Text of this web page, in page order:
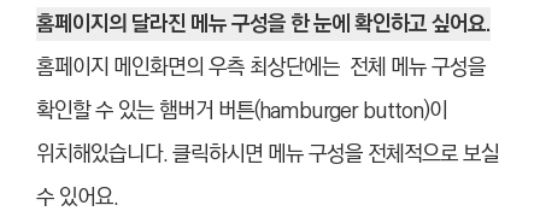
홈페이지의 달라진 메뉴 구성을 한 눈에 확인하고 싶어요.
홈페이지 메인화면의 우측 최상단에는 전체 메뉴 구성을
확인할 수 있는 햄버거 버튼(hamburger button)이
위치해있습니다. 클릭하시면 메뉴 구성을 전체적으로 보실
수 있어요.